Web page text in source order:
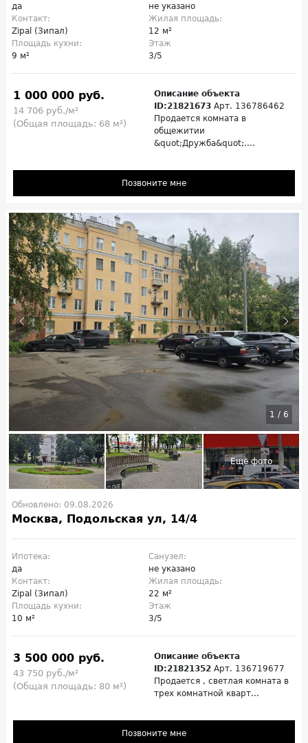
да
не указано
Контакт:
Zipal (Зипал)
Жилая площадь:
12 м²
Площадь кухни:
9 м²
Этаж
3/5
1 000 000 руб.
14 706 руб./м²
(Общая площадь: 68 м²)
Описание объекта
ID:21821673 Арт. 136786462
Продается комната в
общежитии
&quot;Дружба&quot;....
Позвоните мне
1 / 6
Обновлено: 09.08.2026
Москва, Подольская ул, 14/4
Ипотека:
да
Санузел:
не указано
Контакт:
Zipal (Зипал)
Жилая площадь:
22 м²
Площадь кухни:
10 м²
Этаж
3/5
3 500 000 руб.
43 750 руб./м²
(Общая площадь: 80 м²)
Описание объекта
ID:21821352 Арт. 136719677
Продается , светлая комната в
трех комнатной кварт...
Позвоните мне